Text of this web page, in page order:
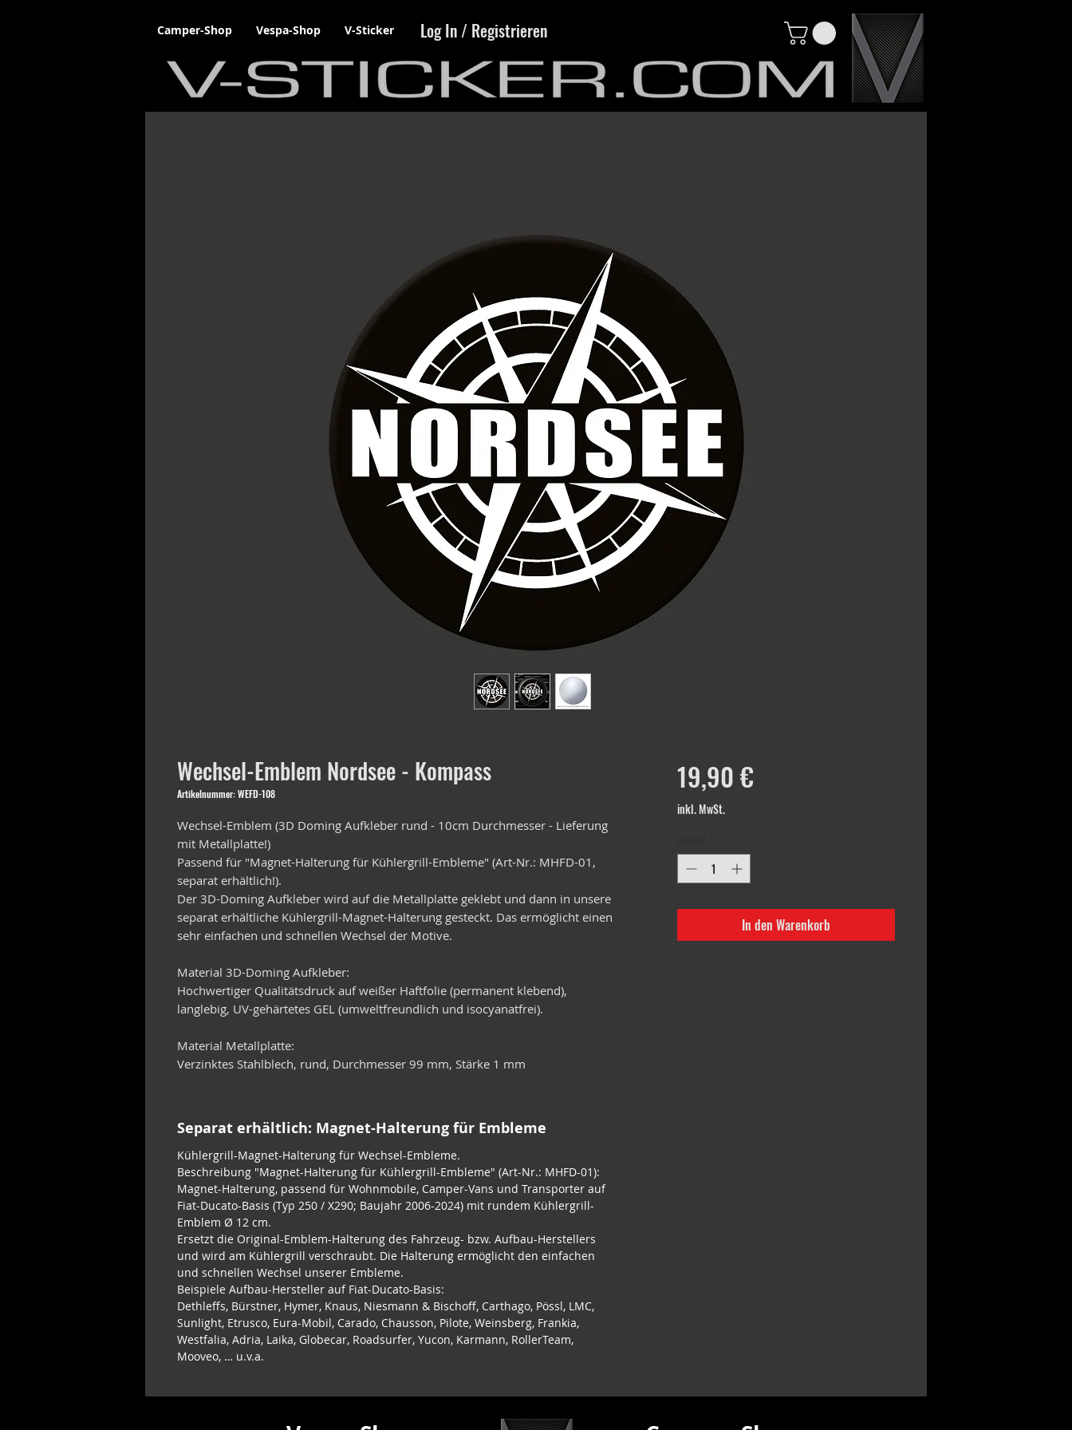
Camper-Shop Vespa-Shop V-Sticker Log In / Registrieren
Wechsel-Emblem Nordsee - Kompass
Artikelnummer: WEFD-108
Wechsel-Emblem (3D Doming Aufkleber rund - 10cm Durchmesser - Lieferung
mit Metallplatte!)
Passend für "Magnet-Halterung für Kühlergrill-Embleme" (Art-Nr.: MHFD-01,
separat erhältlich!).
Der 3D-Doming Aufkleber wird auf die Metallplatte geklebt und dann in unsere
separat erhältliche Kühlergrill-Magnet-Halterung gesteckt. Das ermöglicht einen
sehr einfachen und schnellen Wechsel der Motive.
Material 3D-Doming Aufkleber:
Hochwertiger Qualitätsdruck auf weißer Haftfolie (permanent klebend),
langlebig, UV-gehärtetes GEL (umweltfreundlich und isocyanatfrei).
Material Metallplatte:
Verzinktes Stahlblech, rund, Durchmesser 99 mm, Stärke 1 mm
Separat erhältlich: Magnet-Halterung für Embleme
Kühlergrill-Magnet-Halterung für Wechsel-Embleme.
Beschreibung "Magnet-Halterung für Kühlergrill-Embleme" (Art-Nr.: MHFD-01):
Magnet-Halterung, passend für Wohnmobile, Camper-Vans und Transporter auf
Fiat-Ducato-Basis (Typ 250 / X290; Baujahr 2006-2024) mit rundem Kühlergrill-
Emblem Ø 12 cm.
Ersetzt die Original-Emblem-Halterung des Fahrzeug- bzw. Aufbau-Herstellers
und wird am Kühlergrill verschraubt. Die Halterung ermöglicht den einfachen
und schnellen Wechsel unserer Embleme.
Beispiele Aufbau-Hersteller auf Fiat-Ducato-Basis:
Dethleffs, Bürstner, Hymer, Knaus, Niesmann & Bischoff, Carthago, Pössl, LMC,
Sunlight, Etrusco, Eura-Mobil, Carado, Chausson, Pilote, Weinsberg, Frankia,
Westfalia, Adria, Laika, Globecar, Roadsurfer, Yucon, Karmann, RollerTeam,
Mooveo, … u.v.a.
19,90 €Preis
inkl. MwSt.
In den Warenkorb